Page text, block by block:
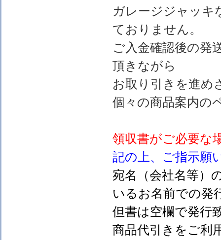
ガレージジャッキ
ておりません。
ご入金確認後の発
頂きながら
お取り引きを進め
個々の商品案内の
領収書がご必要な
記の上、ご指示願
宛名（会社名等）
いるお名前での発
但書は空欄で発行
商品代引きをご利